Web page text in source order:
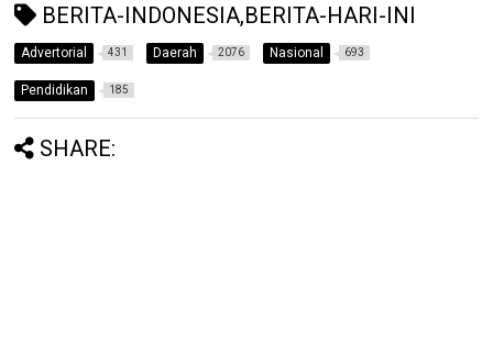
BERITA-INDONESIA,BERITA-HARI-INI
Advertorial 431 Daerah 2076 Nasional 693
Pendidikan 185
SHARE: